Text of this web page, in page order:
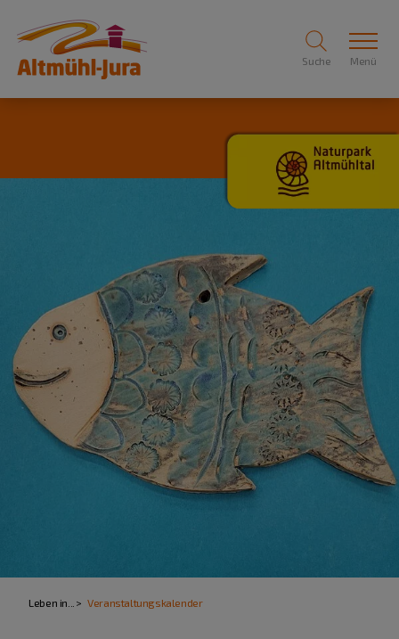
Suche Menü
Leben in... Veranstaltungskalender